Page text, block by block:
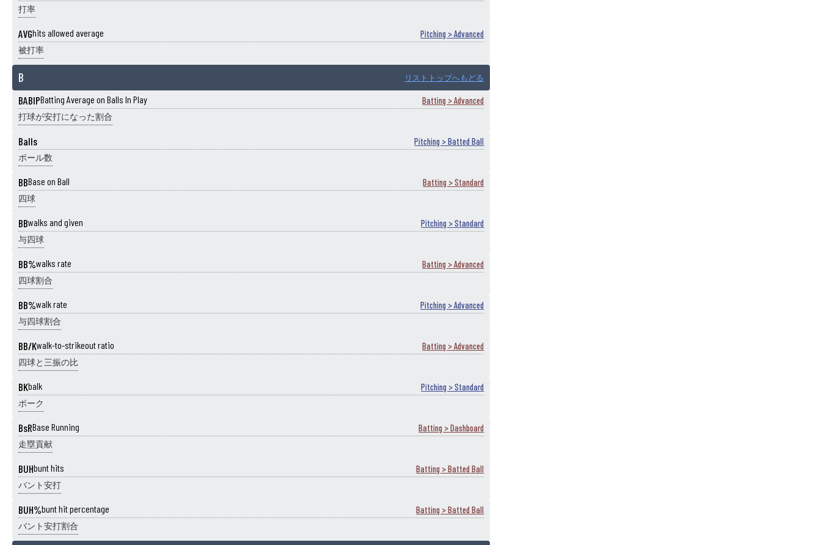
打率
AVGhits allowed average Pitching > Advanced
被打率
B リストトップへもどる
BABIPBatting Average on Balls In Play Batting > Advanced
打球が安打になった割合
Balls Pitching > Batted Ball
ボール数
BBBase on Ball Batting > Standard
四球
BBwalks and given Pitching > Standard
与四球
BB%walks rate Batting > Advanced
四球割合
BB%walk rate Pitching > Advanced
与四球割合
BB/Kwalk-to-strikeout ratio Batting > Advanced
四球と三振の比
BKbalk Pitching > Standard
ボーク
BsRBase Running Batting > Dashboard
走塁貢献
BUHbunt hits Batting > Batted Ball
バント安打
BUH%bunt hit percentage Batting > Batted Ball
バント安打割合